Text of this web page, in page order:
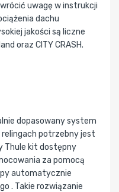
uwagę w instrukcji
dachu
jakości są liczne
oraz CITY CRASH.
dopasowany system
relingach potrzebny jest
Thule kit dostępny
za pomocą
automatycznie
. Takie rozwiązanie